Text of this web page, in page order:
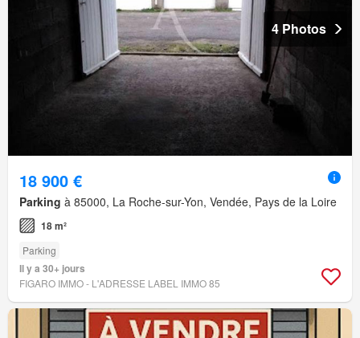
4 Photos
18 900 €
Parking à 85000, La Roche-sur-Yon, Vendée, Pays de la Loire
18 m²
Parking
Il y a 30+ jours
FIGARO IMMO - L'ADRESSE LABEL IMMO 85